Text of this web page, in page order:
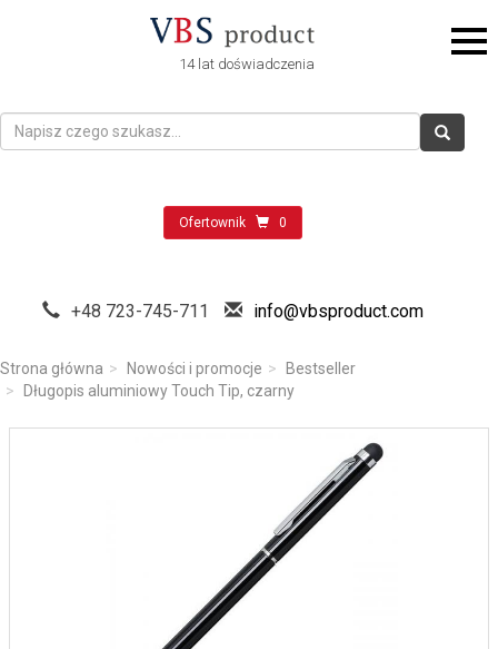
14 lat doświadczenia
Ofertownik 0
+48 723-745-711 info@vbsproduct.com
Strona główna Nowości i promocje
Bestseller
Długopis aluminiowy Touch Tip, czarny